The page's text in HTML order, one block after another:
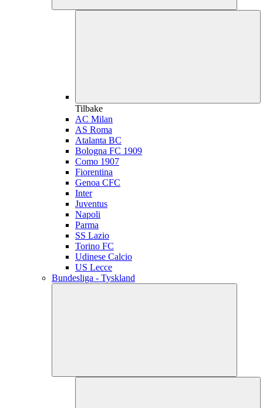
Tilbake
AC Milan
AS Roma
Atalanta BC
Bologna FC 1909
Como 1907
Fiorentina
Genoa CFC
Inter
Juventus
Napoli
Parma
SS Lazio
Torino FC
Udinese Calcio
US Lecce
Bundesliga - Tyskland